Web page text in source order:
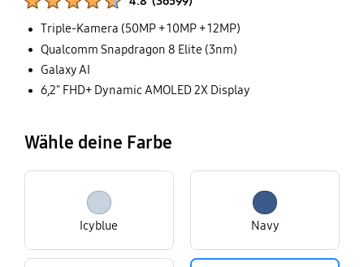
Triple-Kamera (50MP + 10MP + 12MP)
Qualcomm Snapdragon 8 Elite (3nm)
Galaxy AI
6,2" FHD+ Dynamic AMOLED 2X Display
Wähle deine Farbe
Icyblue Navy